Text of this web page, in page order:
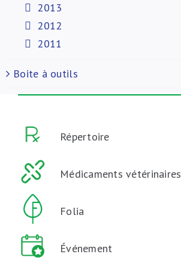
2013
2012
2011
Boite à outils
Répertoire
Médicaments vétérinaires
Folia
Événement